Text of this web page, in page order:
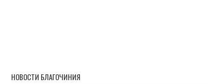
НОВОСТИ БЛАГОЧИНИЯ